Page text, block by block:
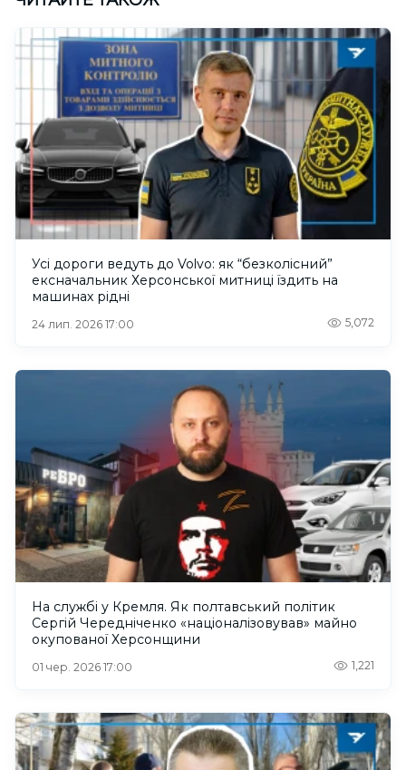
Усі дороги ведуть до Volvo: як “безколісний”
ексначальник Херсонської митниці їздить на
машинах рідні
24 лип. 2026 17:00 5,072
На службі у Кремля. Як полтавський політик
Сергій Чередніченко «націоналізовував» майно
окупованої Херсонщини
01 чер. 2026 17:00 1,221